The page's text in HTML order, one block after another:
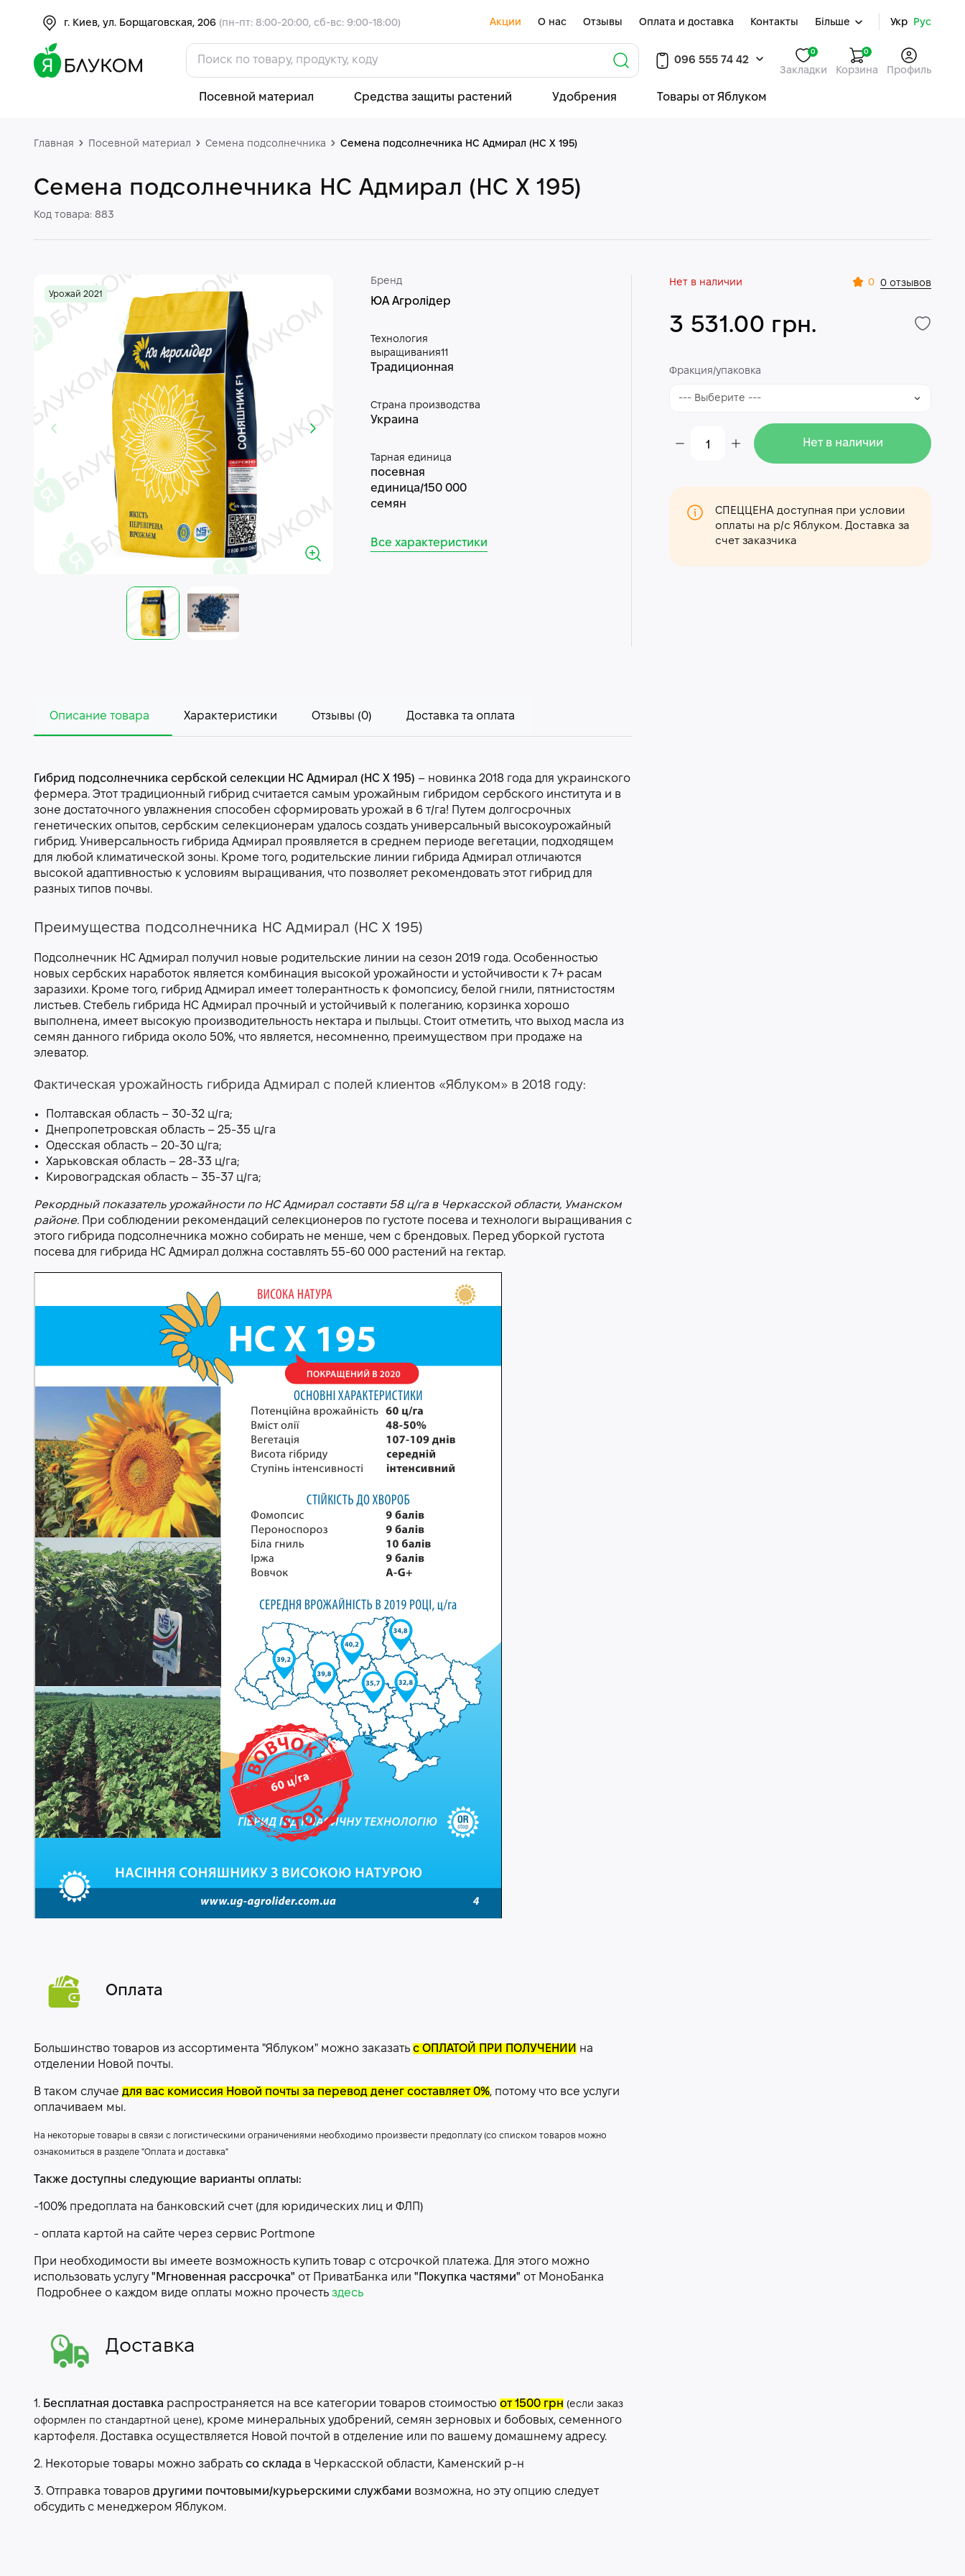
г. Киев, ул. Борщаговская, 206 (пн-пт: 8:00-20:00, сб-вс: 9:00-18:00) Акции О нас Отзывы Оплата и доставка Контакты Більше Укр Рус
096 555 74 42
Закладки
0 0
Корзина Профиль
Посевной материал Средства защиты растений Удобрения Товары от Яблуком
Главная Посевной материал Семена подсолнечника Семена подсолнечника НС Адмирал (НС Х 195)
Семена подсолнечника НС Адмирал (НС Х 195)
Код товара: 883
Урожай 2021
Бренд
ЮА Агролідер
Технология
выращивания11
Традиционная
Страна производства
Украина
Тарная единица
посевная
единица/150 000
семян
Все характеристики
Нет в наличии 0 0 отзывов
3 531.00 грн.
Фракция/упаковка
Нет в наличии
СПЕЦЦЕНА доступная при условии
оплаты на р/с Яблуком. Доставка за
счет заказчика
Описание товара Характеристики Отзывы (0) Доставка та оплата
Гибрид подсолнечника сербской селекции НС Адмирал (НС Х 195) – новинка 2018 года для украинского
фермера. Этот традиционный гибрид считается самым урожайным гибридом сербского института и в
зоне достаточного увлажнения способен сформировать урожай в 6 т/га! Путем долгосрочных
генетических опытов, сербским селекционерам удалось создать универсальный высокоурожайный
гибрид. Универсальность гибрида Адмирал проявляется в среднем периоде вегетации, подходящем
для любой климатической зоны. Кроме того, родительские линии гибрида Адмирал отличаются
высокой адаптивностью к условиям выращивания, что позволяет рекомендовать этот гибрид для
разных типов почвы.
Преимущества подсолнечника НС Адмирал (НС Х 195)
Подсолнечник НС Адмирал получил новые родительские линии на сезон 2019 года. Особенностью
новых сербских наработок является комбинация высокой урожайности и устойчивости к 7+ расам
заразихи. Кроме того, гибрид Адмирал имеет толерантность к фомопсису, белой гнили, пятнистостям
листьев. Стебель гибрида НС Адмирал прочный и устойчивый к полеганию, корзинка хорошо
выполнена, имеет высокую производительность нектара и пыльцы. Стоит отметить, что выход масла из
семян данного гибрида около 50%, что является, несомненно, преимуществом при продаже на
элеватор.
Фактическая урожайность гибрида Адмирал с полей клиентов «Яблуком» в 2018 году:
Полтавская область – 30-32 ц/га;
Днепропетровская область – 25-35 ц/га
Одесская область – 20-30 ц/га;
Харьковская область – 28-33 ц/га;
Кировоградская область – 35-37 ц/га;
Рекордный показатель урожайности по НС Адмирал составти 58 ц/га в Черкасской области, Уманском
районе. При соблюдении рекомендаций селекционеров по густоте посева и технологи выращивания с
этого гибрида подсолнечника можно собирать не менше, чем с брендовых. Перед уборкой густота
посева для гибрида НС Адмирал должна составлять 55-60 000 растений на гектар.
Оплата
Большинство товаров из ассортимента "Яблуком" можно заказать с ОПЛАТОЙ ПРИ ПОЛУЧЕНИИ на
отделении Новой почты.
В таком случае для вас комиссия Новой почты за перевод денег составляет 0%, потому что все услуги
оплачиваем мы.
На некоторые товары в связи с логистическими ограничениями необходимо произвести предоплату (со списком товаров можно
ознакомиться в разделе "Оплата и доставка"
Также доступны следующие варианты оплаты:
-100% предоплата на банковский счет (для юридических лиц и ФЛП)
- оплата картой на сайте через сервис Portmone
При необходимости вы имеете возможность купить товар с отсрочкой платежа. Для этого можно
использовать услугу "Мгновенная рассрочка" от ПриватБанка или "Покупка частями" от МоноБанка
Подробнее о каждом виде оплаты можно прочесть здесь
Доставка
1. Бесплатная доставка распространяется на все категории товаров стоимостью от 1500 грн (если заказ
оформлен по стандартной цене), кроме минеральных удобрений, семян зерновых и бобовых, семенного
картофеля. Доставка осуществляется Новой почтой в отделение или по вашему домашнему адресу.
2. Некоторые товары можно забрать со склада в Черкасской области, Каменский р-н
3. Отправка товаров другими почтовыми/курьерскими службами возможна, но эту опцию следует
обсудить с менеджером Яблуком.